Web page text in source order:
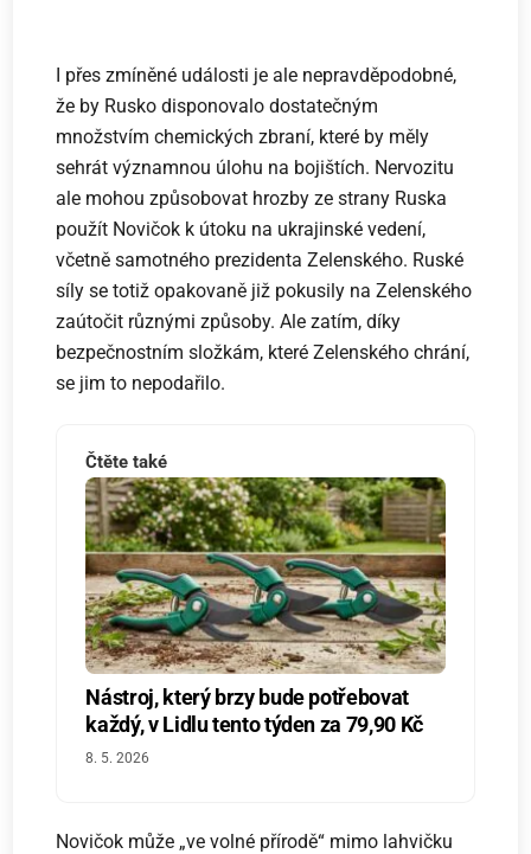
I přes zmíněné události je ale nepravděpodobné,
že by Rusko disponovalo dostatečným
množstvím chemických zbraní, které by měly
sehrát významnou úlohu na bojištích. Nervozitu
ale mohou způsobovat hrozby ze strany Ruska
použít Novičok k útoku na ukrajinské vedení,
včetně samotného prezidenta Zelenského. Ruské
síly se totiž opakovaně již pokusily na Zelenského
zaútočit různými způsoby. Ale zatím, díky
bezpečnostním složkám, které Zelenského chrání,
se jim to nepodařilo.
Čtěte také
Nástroj, který brzy bude potřebovat
každý, v Lidlu tento týden za 79,90 Kč
8. 5. 2026
Novičok může „ve volné přírodě“ mimo lahvičku